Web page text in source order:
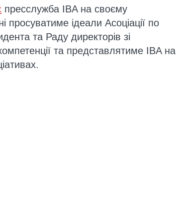
пресслужба IBA на своєму
просуватиме ідеали Асоціації по
та Раду директорів зі
та представлятиме IBA на